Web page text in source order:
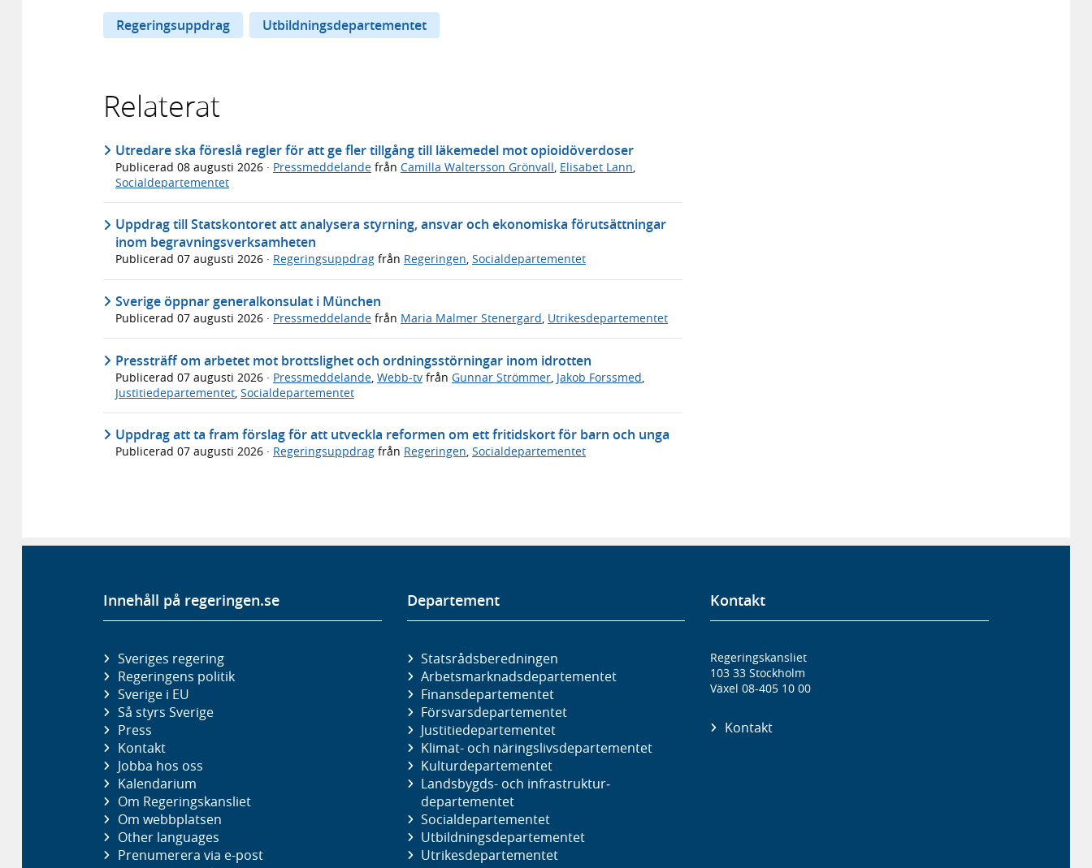
Regeringsuppdrag Utbildningsdepartementet
Relaterat
Utredare ska föreslå regler för att ge fler tillgång till läkemedel mot opioidöverdoser
Publicerad 08 augusti 2026 · Pressmeddelande från Camilla Waltersson Grönvall Elisabet Lann
Socialdepartementet
Uppdrag till Statskontoret att analysera styrning, ansvar och ekonomiska förutsättningar
inom begravningsverksamheten
Publicerad 07 augusti 2026 · Regeringsuppdrag från Regeringen, Socialdepartementet
Sverige öppnar generalkonsulat i München
Publicerad 07 augusti 2026 · Pressmeddelande från Maria Malmer Stenergard, Utrikesdepartementet
Pressträff om arbetet mot brottslighet och ordningsstörningar inom idrotten
Publicerad 07 augusti 2026 · Pressmeddelande Webb-tv från Gunnar Strömmer Jakob Forssmed
Justitiedepartementet Socialdepartementet
Uppdrag att ta fram förslag för att utveckla reformen om ett fritidskort för barn och unga
Publicerad 07 augusti 2026 · Regeringsuppdrag från Regeringen, Socialdepartementet
Innehåll på regeringen.se
Sveriges regering
Regeringens politik
Sverige i EU
Så styrs Sverige
Press
Kontakt
Jobba hos oss
Kalendarium
Om Regeringskansliet
Om webbplatsen
Other languages
Prenumerera via e-post
Departement
Statsrådsberedningen
Arbetsmarknads­departementet
Finans­departementet
Försvars­departementet
Justitie­departementet
Klimat- och näringslivs­departementet
Kultur­departementet
Landsbygds- och infrastruktur­
departementet
Social­departementet
Utbildnings­departementet
Utrikes­departementet
Kontakt
Regeringskansliet
103 33 Stockholm
Växel 08-405 10 00
Kontakt